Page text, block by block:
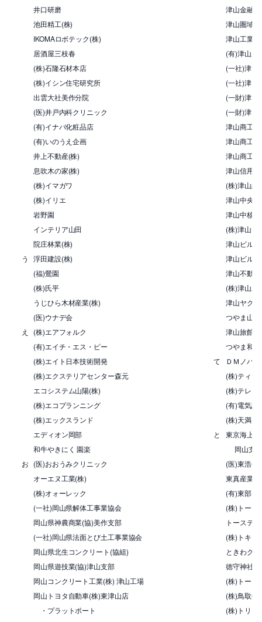
井口研磨
津山金融
池田精工(株)
津山圏域
IKOMAロボテック(株)
津山工業
居酒屋三枝春
(有)津山産
(株)石隆石材本店
(一社)津山
(株)イシン住宅研究所
(一社)津山
出雲大社美作分院
(一財)津山
(医)井戸内科クリニック
(一財)津山
(有)イナバ化粧品店
津山商工
(有)いのうえ企画
津山商工
井上不動産(株)
津山商工
息吹木の家(株)
津山信用
(株)イマガワ
(株)津山綜
(株)イリエ
津山中央
岩野園
津山中核
インテリア山田
(株)津山テ
院庄林業(株)
津山ビル
う
浮田建設(株)
津山ビル
(福)鶯園
津山不動
(株)氏平
(株)津山木
うじひら木材産業(株)
津山ヤク
(医)ウナデ会
つやま山
え
(株)エアフォルク
津山旅館
(有)エイチ・エス・ピー
つやま和
(株)エイト日本技術開発
て
ＤＭノバ
(株)エクステリアセンター森元
(株)ティー
エコシステム山陽(株)
(株)テレビ
(株)エコプランニング
(有)電気設
(株)エックスランド
(株)天満屋
エディオン岡部
と
東京海上
和牛やきにく 園楽
岡山支
お (医)おおうみクリニック
(医)東浩会
オーエヌ工業(株)
東真産業(
(株)オォーレック
(有)東部テ
(一社)岡山県解体工事業協会
(株)トーカ
岡山県神農商業(協)美作支部
トーステ(
(一社)岡山県法面とび土工事業協会
(株)トキア
岡山県北生コンクリート(協組)
ときわグ
岡山県遊技業(協)津山支部
徳守神社
岡山コンクリート工業(株) 津山工場
(株)トータ
岡山トヨタ自動車(株)東津山店
(株)鳥取銀
・プラットポート
(株)トリゴ